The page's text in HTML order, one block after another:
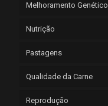
Melhoramento Genético
Nutrição
Pastagens
Qualidade da Carne
Reprodução